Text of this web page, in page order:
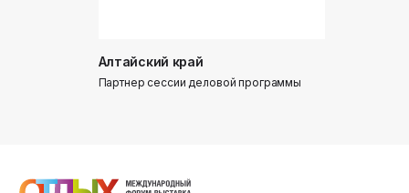
Алтайский край
Партнер сессии деловой программы